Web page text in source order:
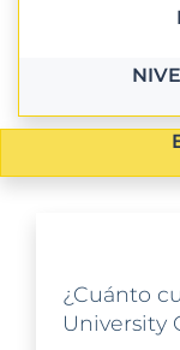
¿Cuánto
University